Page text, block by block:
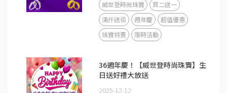
威世登時尚珠寶
買二送一
滿仟送佰
週年慶
超值優惠
珠寶特賣
限時活動
36週年慶！【威世登時尚珠寶】生
日送好禮大放送
2025-12-12